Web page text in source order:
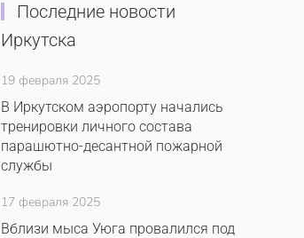
Последние новости
Иркутска
19 февраля 2025
В Иркутском аэропорту начались
тренировки личного состава
парашютно-десантной пожарной
службы
17 февраля 2025
Вблизи мыса Уюга провалился под